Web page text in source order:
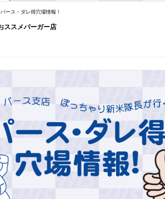
パース・ダレ得穴場情報！
ススメバーガー店